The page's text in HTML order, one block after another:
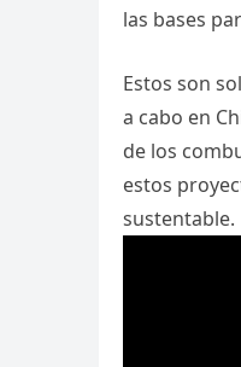
las bases
Estos son
a cabo en
de los
estos
sustentable.